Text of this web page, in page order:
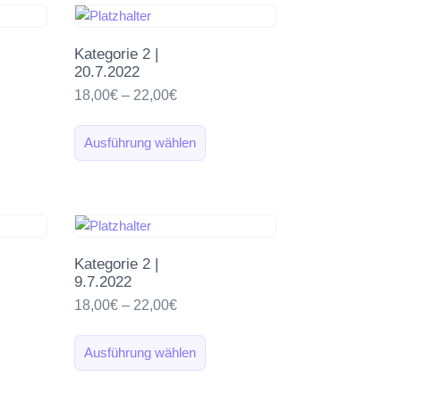
Kategorie 2 |
20.7.2022
18,00€ – 22,00€
Ausführung wählen
Kategorie 2 |
9.7.2022
18,00€ – 22,00€
Ausführung wählen